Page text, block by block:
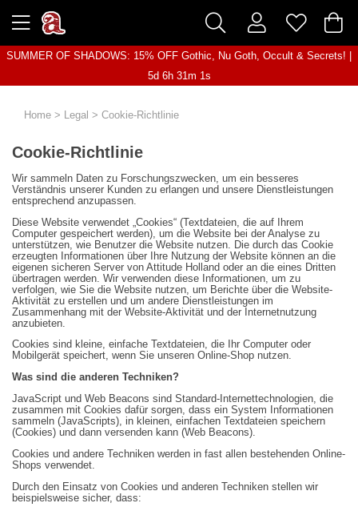
SUMMER OF SHADOWS: 15% OFF Gothic, Nu Goth, Occult & Secrets! |
5d 6h 31m 1s
Home > Legal > Cookie-Richtlinie
Cookie-Richtlinie
Wir sammeln Daten zu Forschungszwecken, um ein besseres
Verständnis unserer Kunden zu erlangen und unsere Dienstleistungen
entsprechend anzupassen.
Diese Website verwendet „Cookies“ (Textdateien, die auf Ihrem
Computer gespeichert werden), um die Website bei der Analyse zu
unterstützen, wie Benutzer die Website nutzen. Die durch das Cookie
erzeugten Informationen über Ihre Nutzung der Website können an die
eigenen sicheren Server von Attitude Holland oder an die eines Dritten
übertragen werden. Wir verwenden diese Informationen, um zu
verfolgen, wie Sie die Website nutzen, um Berichte über die Website-
Aktivität zu erstellen und um andere Dienstleistungen im
Zusammenhang mit der Website-Aktivität und der Internetnutzung
anzubieten.
Cookies sind kleine, einfache Textdateien, die Ihr Computer oder
Mobilgerät speichert, wenn Sie unseren Online-Shop nutzen.
Was sind die anderen Techniken?
JavaScript und Web Beacons sind Standard-Internettechnologien, die
zusammen mit Cookies dafür sorgen, dass ein System Informationen
sammeln (JavaScripts), in kleinen, einfachen Textdateien speichern
(Cookies) und dann versenden kann (Web Beacons).
Cookies und andere Techniken werden in fast allen bestehenden Online-
Shops verwendet.
Durch den Einsatz von Cookies und anderen Techniken stellen wir
beispielsweise sicher, dass: